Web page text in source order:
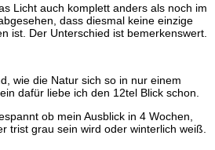
Licht auch komplett anders als noch im
dass diesmal keine einzige
ist. Der Unterschied ist bemerkenswert.
wie die Natur sich so in nur einem
dafür liebe ich den 12tel Blick schon.
ob mein Ausblick in 4 Wochen,
trist grau sein wird oder winterlich weiß.